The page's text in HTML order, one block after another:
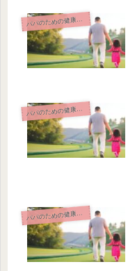
パパのための健康と栄養ガイド
パパのための健康と栄養ガイド
パパのための健康と栄養ガイド